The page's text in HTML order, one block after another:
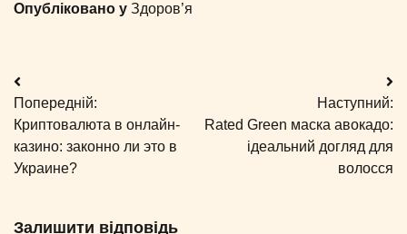
Опубліковано у Здоров’я
Навігація
записів
Попередній:
Криптовалюта в онлайн-
казино: законно ли это в
Украине?
Наступний:
Rated Green маска авокадо:
ідеальний догляд для
волосся
Залишити відповідь